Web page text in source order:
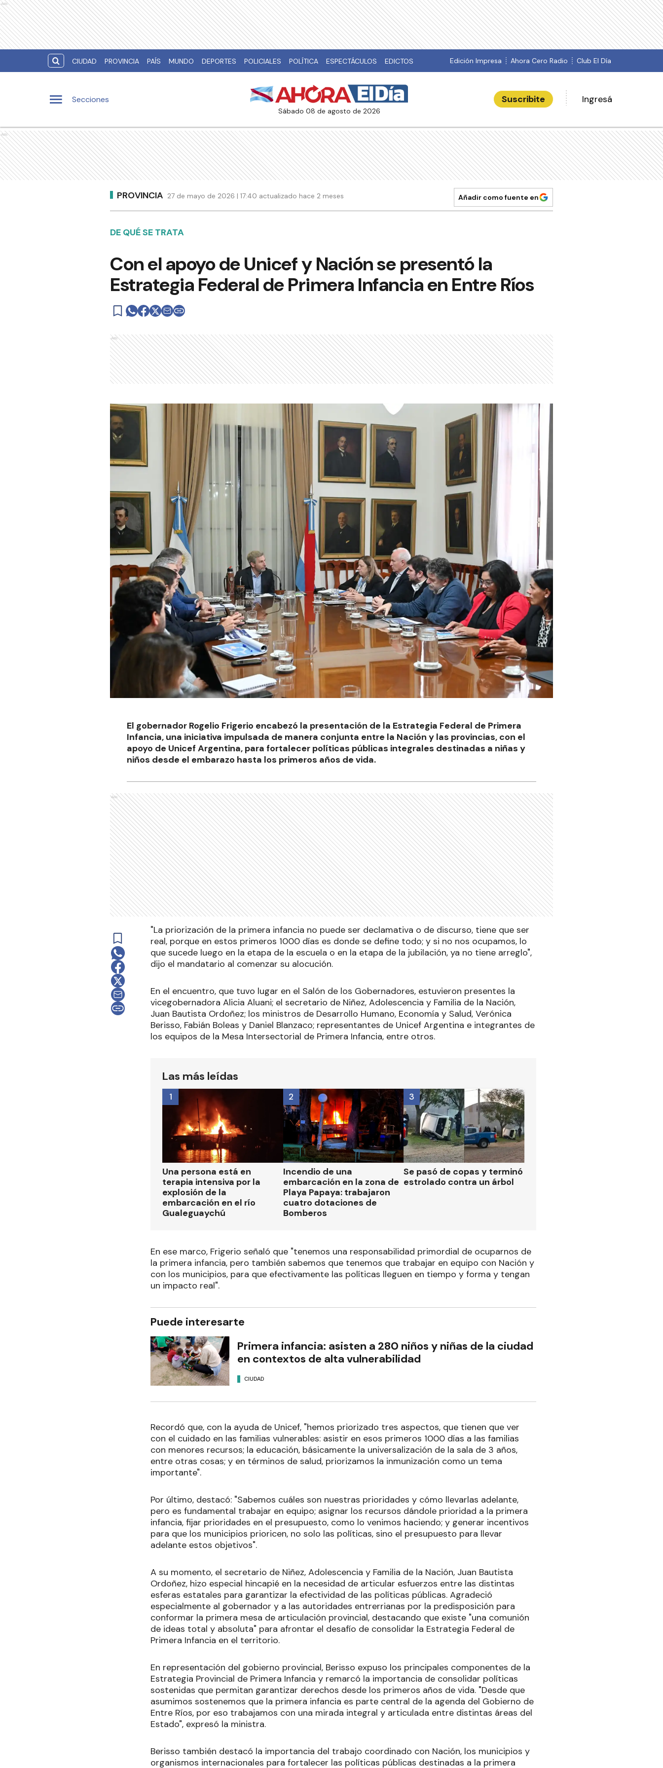
Ads
CIUDAD PROVINCIA PAÍS MUNDO DEPORTES POLICIALES POLÍTICA ESPECTÁCULOS EDICTOS Edición Impresa Ahora Cero Radio Club El Día
Secciones
sábado 08 de agosto de 2026
Suscribite Ingresá
Ads
PROVINCIA 27 de mayo de 2026 | 17:40 actualizado hace 2 meses Añadir como fuente en
DE QUÉ SE TRATA
Con el apoyo de Unicef y Nación se presentó la
Estrategia Federal de Primera Infancia en Entre Ríos
Ads
El gobernador Rogelio Frigerio encabezó la presentación de la Estrategia Federal de Primera
Infancia, una iniciativa impulsada de manera conjunta entre la Nación y las provincias, con el
apoyo de Unicef Argentina, para fortalecer políticas públicas integrales destinadas a niñas y
niños desde el embarazo hasta los primeros años de vida.
Ads
"La priorización de la primera infancia no puede ser declamativa o de discurso, tiene que ser
real, porque en estos primeros 1000 días es donde se define todo; y si no nos ocupamos, lo
que sucede luego en la etapa de la escuela o en la etapa de la jubilación, ya no tiene arreglo",
dijo el mandatario al comenzar su alocución.
En el encuentro, que tuvo lugar en el Salón de los Gobernadores, estuvieron presentes la
vicegobernadora Alicia Aluani; el secretario de Niñez, Adolescencia y Familia de la Nación,
Juan Bautista Ordoñez; los ministros de Desarrollo Humano, Economía y Salud, Verónica
Berisso, Fabián Boleas y Daniel Blanzaco; representantes de Unicef Argentina e integrantes de
los equipos de la Mesa Intersectorial de Primera Infancia, entre otros.
Las más leídas
Una persona está en
terapia intensiva por la
explosión de la
embarcación en el río
Gualeguaychú
1
Incendio de una
embarcación en la zona de
Playa Papaya: trabajaron
cuatro dotaciones de
Bomberos
2
Se pasó de copas y terminó
estrolado contra un árbol
3
En ese marco, Frigerio señaló que "tenemos una responsabilidad primordial de ocuparnos de
la primera infancia, pero también sabemos que tenemos que trabajar en equipo con Nación y
con los municipios, para que efectivamente las políticas lleguen en tiempo y forma y tengan
un impacto real".
Puede interesarte
Primera infancia: asisten a 280 niños y niñas de la ciudad
en contextos de alta vulnerabilidad
CIUDAD
Recordó que, con la ayuda de Unicef, "hemos priorizado tres aspectos, que tienen que ver
con el cuidado en las familias vulnerables: asistir en esos primeros 1000 días a las familias
con menores recursos; la educación, básicamente la universalización de la sala de 3 años,
entre otras cosas; y en términos de salud, priorizamos la inmunización como un tema
importante".
Por último, destacó: "Sabemos cuáles son nuestras prioridades y cómo llevarlas adelante,
pero es fundamental trabajar en equipo; asignar los recursos dándole prioridad a la primera
infancia, fijar prioridades en el presupuesto, como lo venimos haciendo; y generar incentivos
para que los municipios prioricen, no solo las políticas, sino el presupuesto para llevar
adelante estos objetivos".
A su momento, el secretario de Niñez, Adolescencia y Familia de la Nación, Juan Bautista
Ordoñez, hizo especial hincapié en la necesidad de articular esfuerzos entre las distintas
esferas estatales para garantizar la efectividad de las políticas públicas. Agradeció
especialmente al gobernador y a las autoridades entrerrianas por la predisposición para
conformar la primera mesa de articulación provincial, destacando que existe "una comunión
de ideas total y absoluta" para afrontar el desafío de consolidar la Estrategia Federal de
Primera Infancia en el territorio.
En representación del gobierno provincial, Berisso expuso los principales componentes de la
Estrategia Provincial de Primera Infancia y remarcó la importancia de consolidar políticas
sostenidas que permitan garantizar derechos desde los primeros años de vida. "Desde que
asumimos sostenemos que la primera infancia es parte central de la agenda del Gobierno de
Entre Ríos, por eso trabajamos con una mirada integral y articulada entre distintas áreas del
Estado", expresó la ministra.
Berisso también destacó la importancia del trabajo coordinado con Nación, los municipios y
organismos internacionales para fortalecer las políticas públicas destinadas a la primera